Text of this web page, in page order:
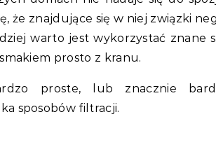
że znajdujące się w niej związki
warto jest wykorzystać znane
prosto z kranu.
proste, lub znacznie
sposobów filtracji.